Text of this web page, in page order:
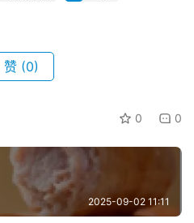
赞 (0)
0 0
2025-09-02 11:11